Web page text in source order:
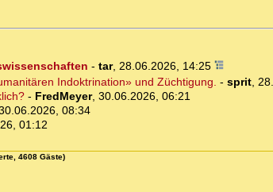
- tar, 28.06.2026, 14:25
Indoktrination» und Züchtigung. - sprit,
- FredMeyer, 30.06.2026, 06:21
08:34
01:12
4608 Gäste)